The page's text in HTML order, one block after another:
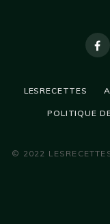
LESRECETTES
POLITIQUE
© 2022